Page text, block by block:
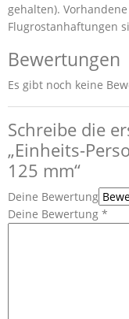
gehalten).
Flugrostanhaftungen
Bewertungen
Es gibt noch keine
Schreibe die
„Einheits-
125 mm“
Deine Bewertung
Deine Bewertung *